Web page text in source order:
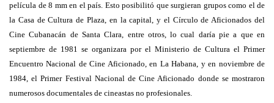
película de 8 mm en el país. Esto posibilitó que surgieran grupos como el de
la Casa de Cultura de Plaza, en la capital, y el Círculo de Aficionados del
Cine Cubanacán de Santa Clara, entre otros, lo cual daría pie a que en
septiembre de 1981 se organizara por el Ministerio de Cultura el Primer
Encuentro Nacional de Cine Aficionado, en La Habana, y en noviembre de
1984, el Primer Festival Nacional de Cine Aficionado donde se mostraron
numerosos documentales de cineastas no profesionales.